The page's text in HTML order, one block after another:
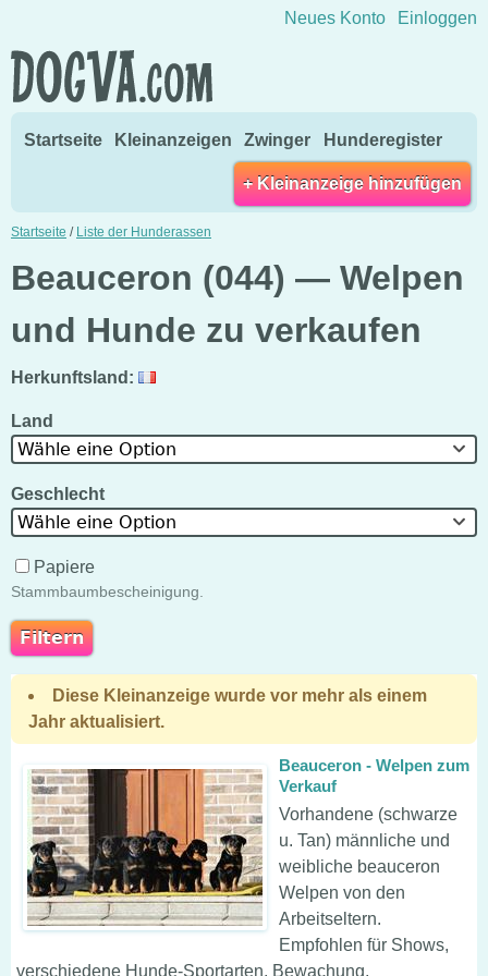
Direkt zum Inhalt wechseln
Neues Konto Einloggen
Startseite Kleinanzeigen Zwinger Hunderegister
+ Kleinanzeige hinzufügen
Startseite / Liste der Hunderassen
Beauceron (044) — Welpen
und Hunde zu verkaufen
Herkunftsland:
Land
Wähle eine Option
Geschlecht
Wähle eine Option
Papiere
Stammbaumbescheinigung.
Diese Kleinanzeige wurde vor mehr als einem
Jahr aktualisiert.
Beauceron - Welpen zum
Verkauf
Vorhandene (schwarze
u. Tan) männliche und
weibliche beauceron
Welpen von den
Arbeitseltern.
Empfohlen für Shows,
verschiedene Hunde-Sportarten, Bewachung,